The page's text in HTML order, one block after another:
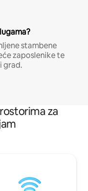
stambene
zaposlenike te
grad.
za